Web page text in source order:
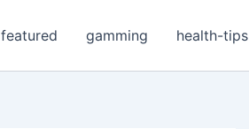
featured gamming health-tips